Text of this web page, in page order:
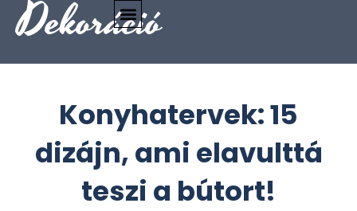
Dekoráció
Konyhatervek: 15
dizájn, ami elavulttá
teszi a bútort!